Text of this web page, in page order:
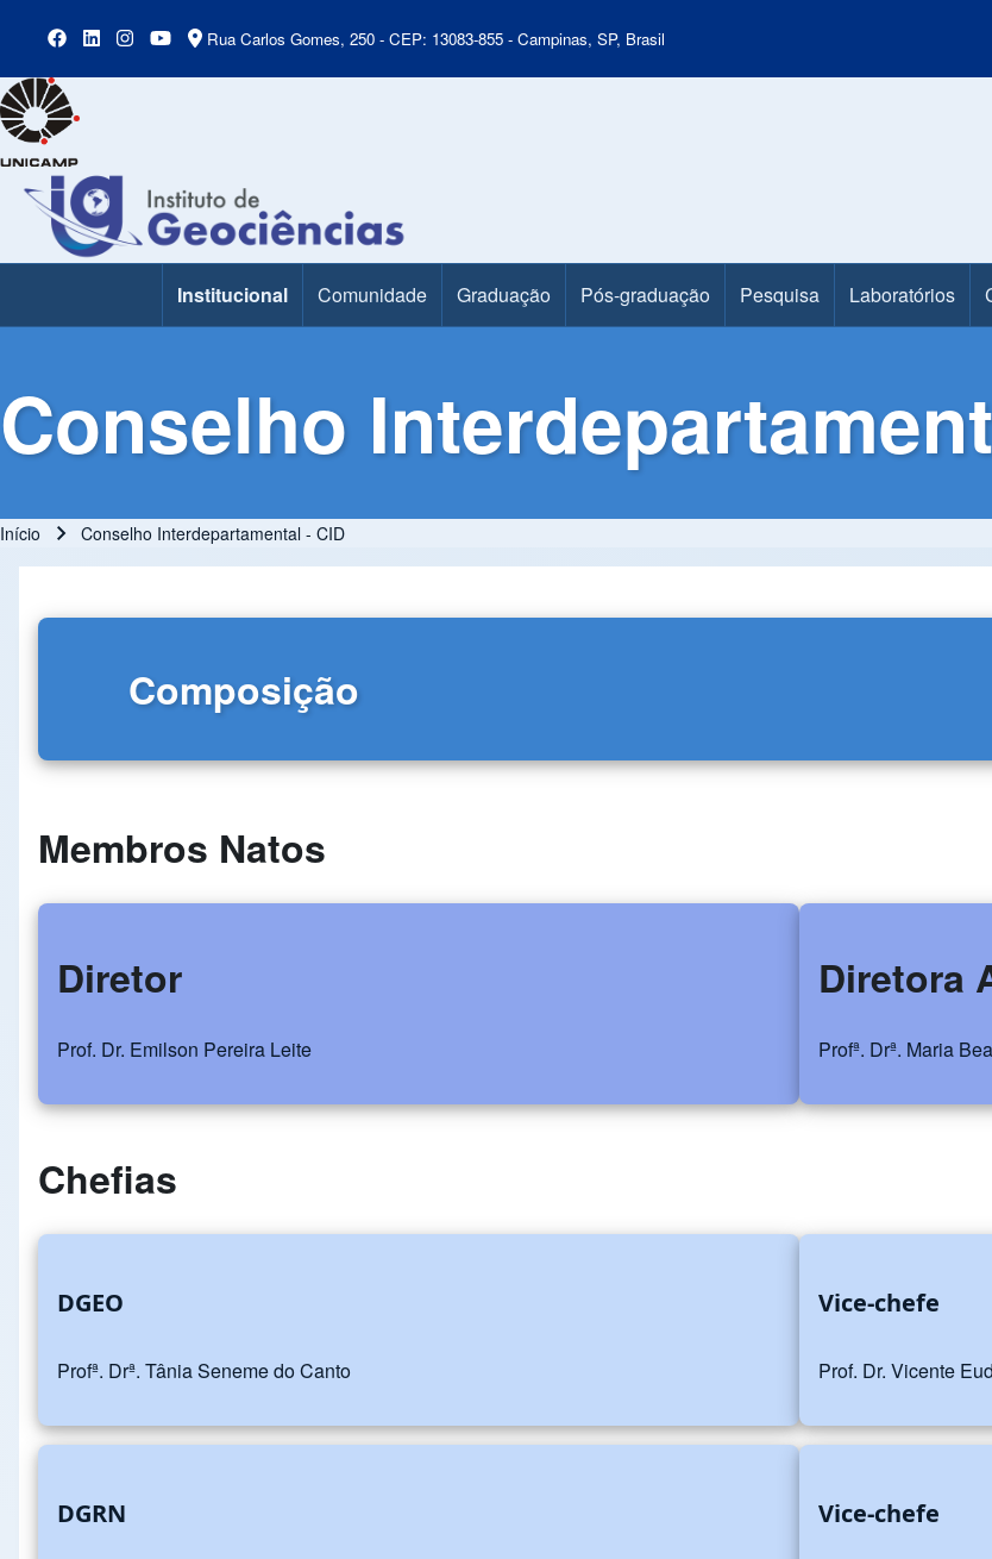
Rua Carlos Gomes, 250 - CEP: 13083-855 - Campinas, SP, Brasil
Main MenuInstitucional Comunidade Graduação Pós-graduação Pesquisa Laboratórios
Conselho
Trilha de navegação
Início Conselho Interdepartamental - CID
Composição
Membros Natos
Diretor
Prof. Dr. Emilson Pereira Leite
Diretora
Profª. Drª. Maria
Chefias
DGEO
Profª. Drª. Tânia Seneme do Canto
Vice-chefe
Prof. Dr. Vicente
DGRN Vice-chefe